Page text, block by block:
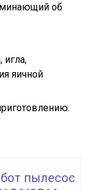
об
игла,
яичной
пылесос